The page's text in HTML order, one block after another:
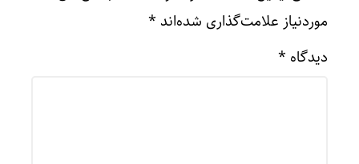
موردنیاز علامت‌گذاری شده‌اند *
دیدگاه *